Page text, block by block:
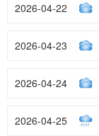
2026-04-22
2026-04-23
2026-04-24
2026-04-25